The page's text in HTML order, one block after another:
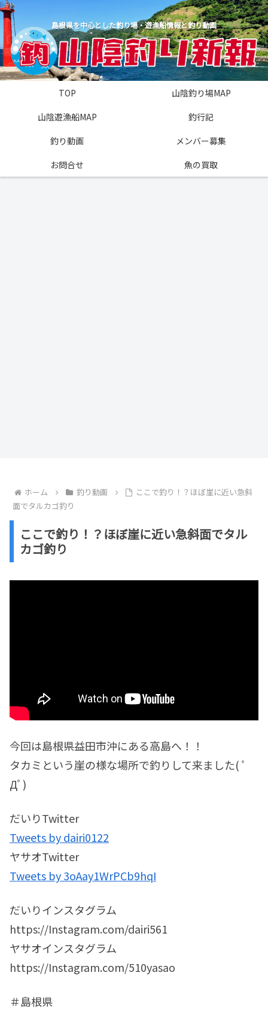
島根県を中心とした釣り場・遊漁船情報と釣り動画
TOP
山陰釣り場MAP
山陰遊漁船MAP
釣行記
釣り動画
メンバー募集
お問合せ
魚の買取
ホーム 釣り動画
ここで釣り！？ほぼ崖に近い急斜
面でタルカゴ釣り
ここで釣り！？ほぼ崖に近い急斜面でタル
カゴ釣り
今回は島根県益田市沖にある高島へ！！
タカミという崖の様な場所で釣りして来ました( ﾟ
Дﾟ)
だいりTwitter
Tweets by dairi0122
ヤサオTwitter
Tweets by 3oAay1WrPCb9hqI
だいりインスタグラム
https://Instagram.com/dairi561
ヤサオインスタグラム
https://Instagram.com/510yasao
＃島根県